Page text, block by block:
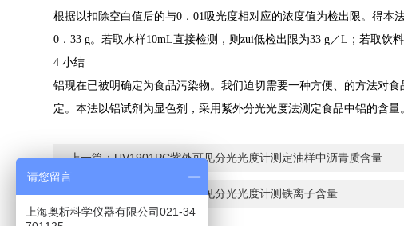
根据以扣除空白值后的与0 ．01吸光度相对应的浓度值为检出限。得本
0 ．33 g。若取水样10mL直接检测，则zui低检出限为33 g／L ；若取饮料
4小结
铝现在已被明确定为食品污染物。我们迫切需要一种方便、的方法对食
定。本法以铝试剂为显色剂，采用紫外分光光度法测定食品中铝的含
上一篇：UV1901PC紫外可见分光光度计测定油样中沥青质含量
下一篇：UV1901PC紫外可见分光光度计测铁离子含量
请您留言
上海奥析科学仪器有限公司021-34